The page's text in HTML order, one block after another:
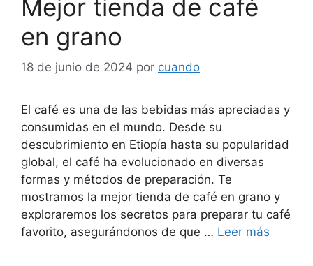
Mejor tienda de café
en grano
18 de junio de 2024 por cuando
El café es una de las bebidas más apreciadas y
consumidas en el mundo. Desde su
descubrimiento en Etiopía hasta su popularidad
global, el café ha evolucionado en diversas
formas y métodos de preparación. Te
mostramos la mejor tienda de café en grano y
exploraremos los secretos para preparar tu café
favorito, asegurándonos de que … Leer más